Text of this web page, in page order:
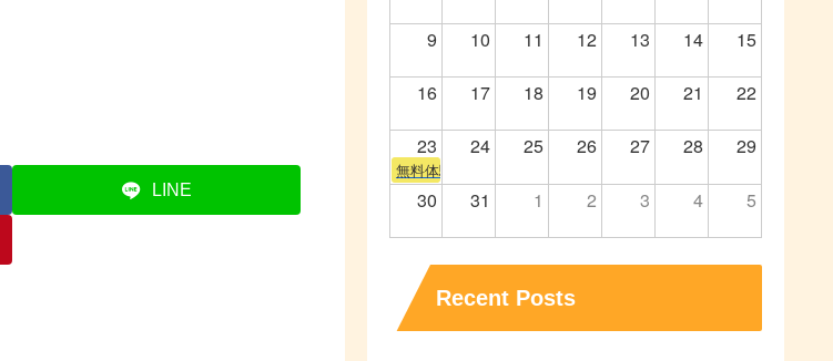
LINE
9 10 11 12 13 14 15
16 17 18 19 20 21 22
23 24 25 26 27 28 29
無料体験会
30 31 1 2 3 4 5
Recent Posts